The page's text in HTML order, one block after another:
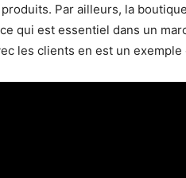
Par ailleurs, la
qui est essentiel dans un
les clients en est un exemple